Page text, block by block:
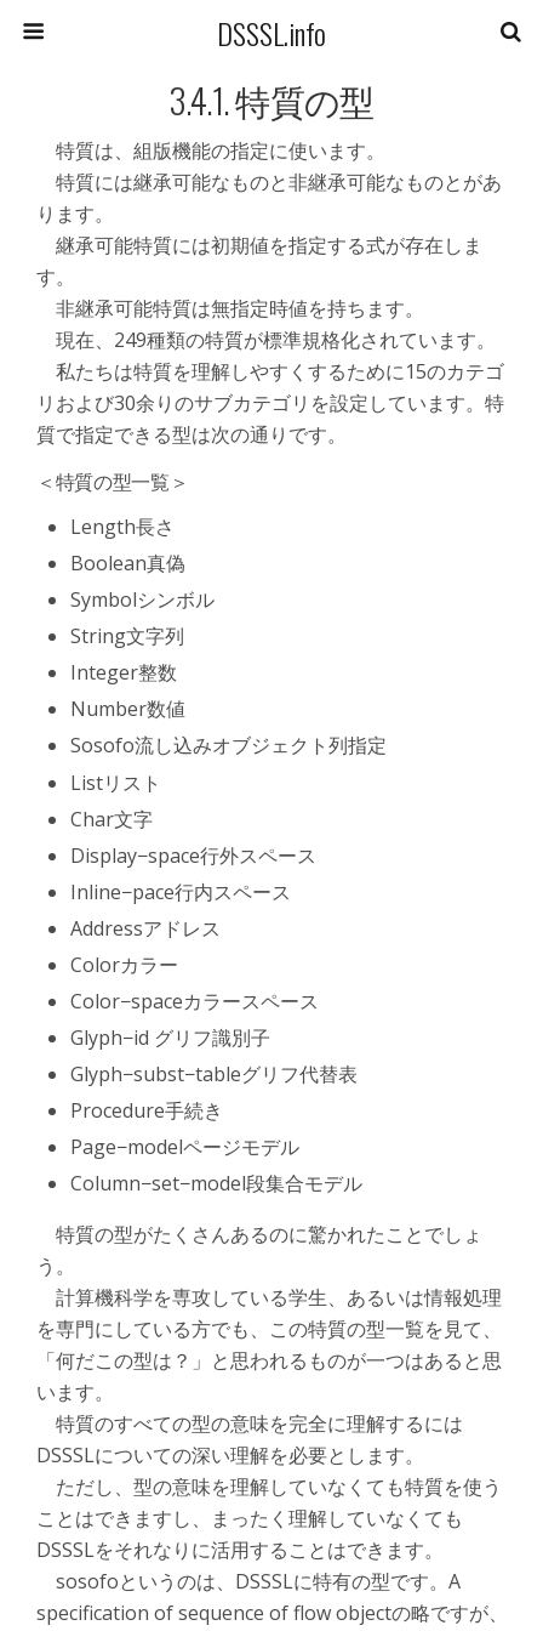
DSSSL.info
3.4.1. 特質の型
特質は、組版機能の指定に使います。
特質には継承可能なものと非継承可能なものとがあ
ります。
継承可能特質には初期値を指定する式が存在しま
す。
非継承可能特質は無指定時値を持ちます。
現在、249種類の特質が標準規格化されています。
私たちは特質を理解しやすくするために15のカテゴ
リおよび30余りのサブカテゴリを設定しています。特
質で指定できる型は次の通りです。
＜特質の型一覧＞
Length長さ
Boolean真偽
Symbolシンボル
String文字列
Integer整数
Number数値
Sosofo流し込みオブジェクト列指定
Listリスト
Char文字
Display−space行外スペース
Inline−pace行内スペース
Addressアドレス
Colorカラー
Color−spaceカラースペース
Glyph−id グリフ識別子
Glyph−subst−tableグリフ代替表
Procedure手続き
Page−modelページモデル
Column−set−model段集合モデル
特質の型がたくさんあるのに驚かれたことでしょ
う。
計算機科学を専攻している学生、あるいは情報処理
を専門にしている方でも、この特質の型一覧を見て、
「何だこの型は？」と思われるものが一つはあると思
います。
特質のすべての型の意味を完全に理解するには
DSSSLについての深い理解を必要とします。
ただし、型の意味を理解していなくても特質を使う
ことはできますし、まったく理解していなくても
DSSSLをそれなりに活用することはできます。
sosofoというのは、DSSSLに特有の型です。A
specification of sequence of flow objectの略ですが、